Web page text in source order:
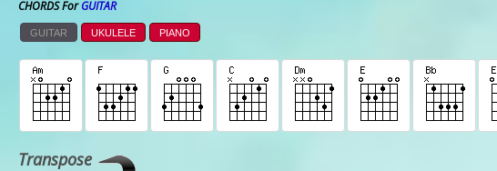
CHORDS ForGUITAR
GUITAR UKULELE PIANO
Transpose